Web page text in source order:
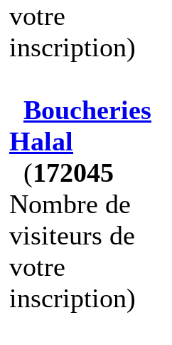
votre
inscription)
Boucheries
Halal
(172045
Nombre de
visiteurs de
votre
inscription)